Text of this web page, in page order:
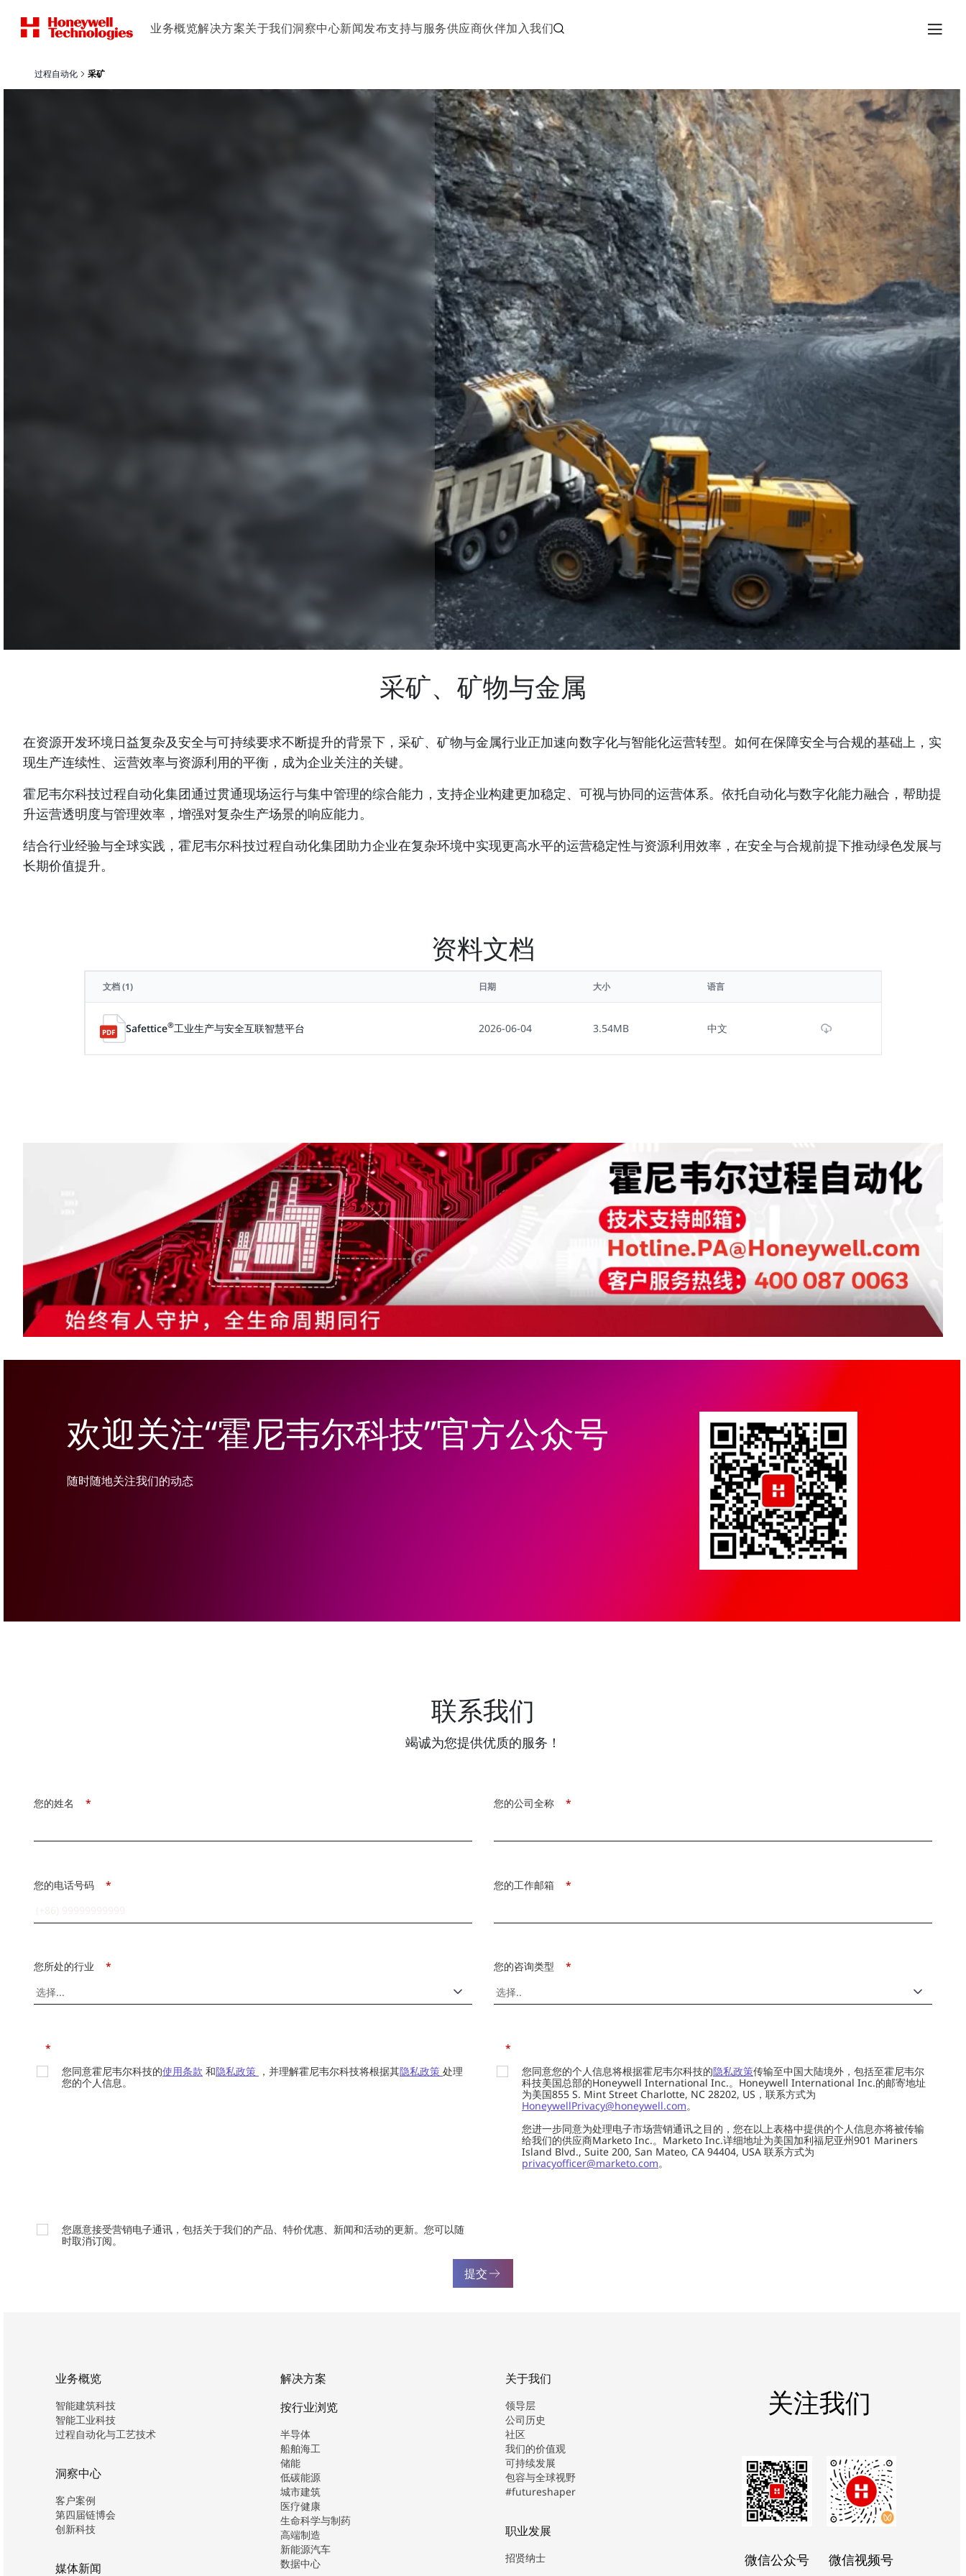
业务概览解决方案关于我们洞察中心新闻发布支持与服务供应商伙伴加入我们
过程自动化 采矿
采矿、矿物与金属
在资源开发环境日益复杂及安全与可持续要求不断提升的背景下，采矿、矿物与金属行业正加速向数字化与智能化运营转型。如何在保障安全与合规的基础上，实
现生产连续性、运营效率与资源利用的平衡，成为企业关注的关键。
霍尼韦尔科技过程自动化集团通过贯通现场运行与集中管理的综合能力，支持企业构建更加稳定、可视与协同的运营体系。依托自动化与数字化能力融合，帮助提
升运营透明度与管理效率，增强对复杂生产场景的响应能力。
结合行业经验与全球实践，霍尼韦尔科技过程自动化集团助力企业在复杂环境中实现更高水平的运营稳定性与资源利用效率，在安全与合规前提下推动绿色发展与
长期价值提升。
资料文档
文档(1) 日期 大小 语言
Safettice®工业生产与安全互联智慧平台 2026-06-04 3.54MB 中文
欢迎关注“霍尼韦尔科技”官方公众号
随时随地关注我们的动态
联系我们
竭诚为您提供优质的服务！
*
您的姓名 *
您的公司全称
*
您的电话号码 *
您的工作邮箱
*
您所处的行业 *
您的咨询类型
*
您同意霍尼韦尔科技的使用条款 和隐私政策 ，并理解霍尼韦尔科技将根据其隐私政策 处理
您的个人信息。
*
您同意您的个人信息将根据霍尼韦尔科技的隐私政策传输至中国大陆境外，包括至霍尼韦尔
科技美国总部的Honeywell International Inc.。Honeywell International Inc.的邮寄地址
为美国855 S. Mint Street Charlotte, NC 28202, US，联系方式为
HoneywellPrivacy@honeywell.com。
您进一步同意为处理电子市场营销通讯之目的，您在以上表格中提供的个人信息亦将被传输
给我们的供应商Marketo Inc.。Marketo Inc.详细地址为美国加利福尼亚州901 Mariners
Island Blvd., Suite 200, San Mateo, CA 94404, USA 联系方式为
privacyofficer@marketo.com。
您愿意接受营销电子通讯，包括关于我们的产品、特价优惠、新闻和活动的更新。您可以随
时取消订阅。
提交
业务概览
智能建筑科技
智能工业科技
过程自动化与工艺技术
洞察中心
客户案例
第四届链博会
创新科技
媒体新闻
解决方案
按行业浏览
半导体
船舶海工
储能
低碳能源
城市建筑
医疗健康
生命科学与制药
高端制造
新能源汽车
数据中心
关于我们
领导层
公司历史
社区
我们的价值观
可持续发展
包容与全球视野
#futureshaper
职业发展
招贤纳士
关注我们
微信公众号 微信视频号